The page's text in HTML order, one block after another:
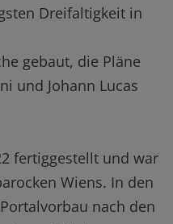
Dreifaltigkeit in
gebaut, die Pläne
und Johann Lucas
fertiggestellt und war
Wiens. In den
nach den